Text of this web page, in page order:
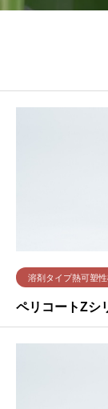
溶剤タイプ熱可塑
ペリコートZシ